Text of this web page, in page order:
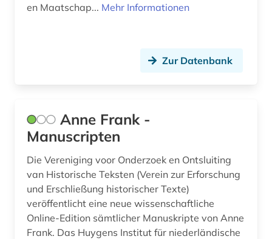
flandern <belgien> (3)
flurname (1)
fontane (1)
fontane, theodor | schriftsteller; übersetzer;
schriftsteller; kabarettist; journalist; kritiker;
theaterkritiker; kriegsberichterstatter; apotheker;
librettist; historiker; romancier (1)
en Maatschap... Mehr Informationen
Zur Datenbank
Anne Frank -
Manuscripten
Die Vereniging voor Onderzoek en Ontsluiting
van Historische Teksten (Verein zur Erforschung
und Erschließung historischer Texte)
veröffentlicht eine neue wissenschaftliche
Online-Edition sämtlicher Manuskripte von Anne
Frank. Das Huygens Institut für niederländische